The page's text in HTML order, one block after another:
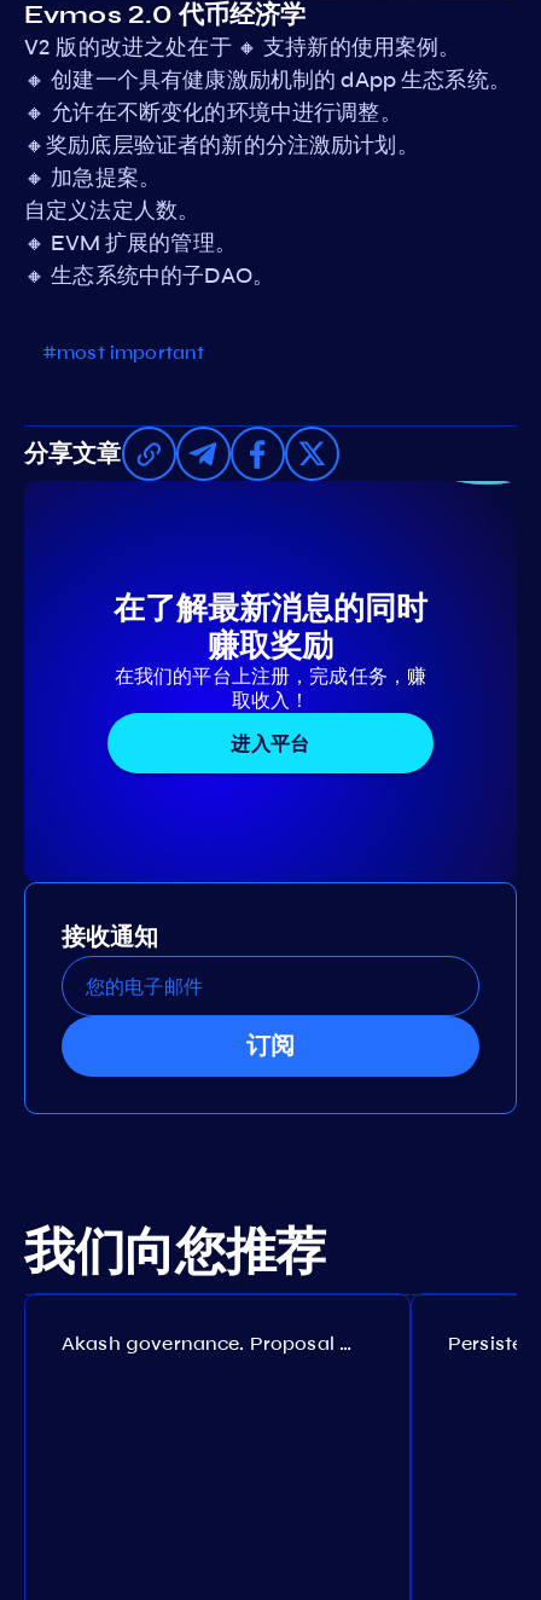
Evmos 2.0 代币经济学
V2 版的改进之处在于 🔸 支持新的使用案例。
🔸 创建一个具有健康激励机制的 dApp 生态系统。
🔸 允许在不断变化的环境中进行调整。
🔸奖励底层验证者的新的分注激励计划。
🔸 加急提案。
自定义法定人数。
🔸 EVM 扩展的管理。
🔸 生态系统中的子DAO。
#most important
分享文章
在了解最新消息的同时
赚取奖励
在我们的平台上注册，完成任务，赚
取收入！
进入平台
接收通知
订阅
我们向您推荐
Akash governance. Proposal №308